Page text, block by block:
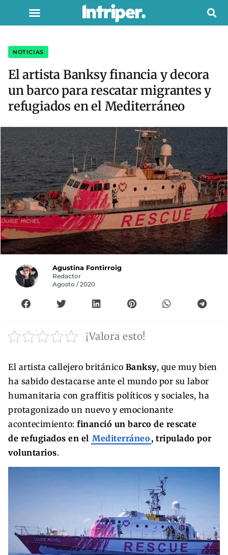
NOTICIAS
El artista Banksy financia y decora
un barco para rescatar migrantes y
refugiados en el Mediterráneo
Agustina Fontirroig
Redactor
Agosto / 2020
¡Valora esto!
El artista callejero británico Banksy, que muy bien
ha sabido destacarse ante el mundo por su labor
humanitaria con graffitis políticos y sociales, ha
protagonizado un nuevo y emocionante
acontecimiento: financió un barco de rescate
de refugiados en el Mediterráneo , tripulado por
voluntarios.